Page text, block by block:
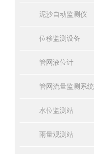
泥沙自动监测仪
位移监测设备
管网液位计
管网流量监测系统
水位监测站
雨量观测站